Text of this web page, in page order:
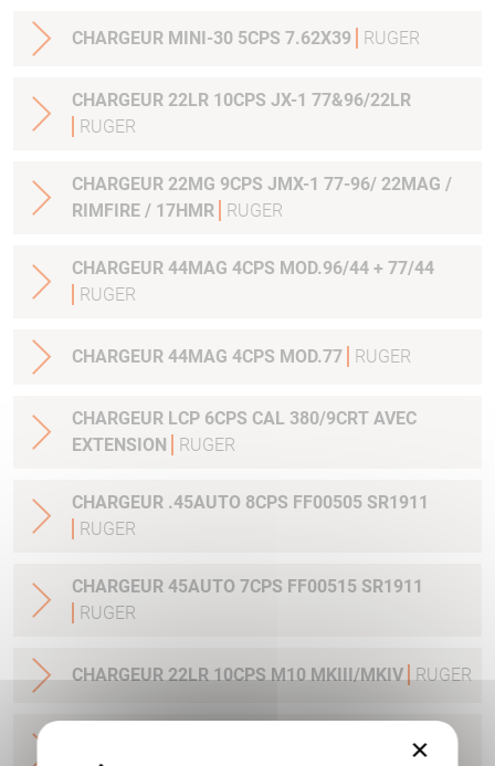
CHARGEUR MINI-30 5CPS 7.62X39 RUGER
CHARGEUR 22LR 10CPS JX-1 77&96/22LR
RUGER
CHARGEUR 22MG 9CPS JMX-1 77-96/ 22MAG /
RIMFIRE / 17HMR
RUGER
CHARGEUR 44MAG 4CPS MOD.96/44 + 77/44
RUGER
CHARGEUR 44MAG 4CPS MOD.77 RUGER
CHARGEUR LCP 6CPS CAL 380/9CRT AVEC
EXTENSION
RUGER
CHARGEUR .45AUTO 8CPS FF00505 SR1911
RUGER
CHARGEUR 45AUTO 7CPS FF00515 SR1911
RUGER
CHARGEUR 22LR 10CPS M10 MKIII/MKIV RUGER
CHARGEUR 45 AUTO 10CPS AMERICAN PISTOL
×